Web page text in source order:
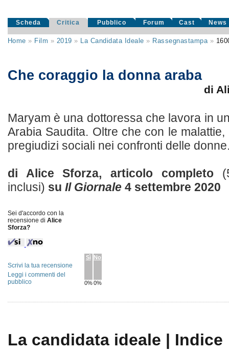
Scheda Critica Pubblico Forum Cast News
Home » Film » 2019 » La Candidata Ideale » Rassegnastampa»
Che coraggio la donna araba
di
Maryam è una dottoressa che lavora in
Arabia Saudita. Oltre che con le
pregiudizi sociali nei confronti delle
di Alice Sforza, articolo completo
inclusi) su Il Giornale4 settembre 2020
Sei d'accordo con la
recensione di Alice
Sforza?
Sì
0%
No
0%
Scrivi la tua recensione
Leggi i commenti del
pubblico
La candidata ideale | Indice